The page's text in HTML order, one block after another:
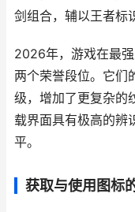
剑组合，辅以王者标
2026年，游戏在最
两个荣誉段位。它们
级，增加了更复杂的
载界面具有极高的辨
平。
获取与使用图标